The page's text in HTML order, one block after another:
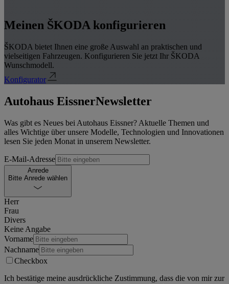
Meinen ŠKODA konfigurieren
ŠKODA bietet Ihnen eine große Auswahl an praktischen und
vielseitigen Fahrzeugen. Konfigurieren Sie jetzt Ihr ŠKODA
Wunschmodell.
Konfigurator
Autohaus EissnerNewsletter
Was gibt es Neues bei Autohaus Eissner? Aktuelle Themen und
alles Wichtige über unsere Modelle, Technologien und Innovationen
lesen Sie jeden Monat in unserem Newsletter.
E-Mail-Adresse
Anrede
Bitte Anrede wählen
Herr
Frau
Divers
Keine Angabe
Vorname
Nachname
Checkbox
Ich bestätige meine ausdrückliche Zustimmung, dass die von mir zur